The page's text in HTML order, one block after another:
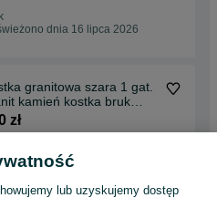
dnia 16 lipca 2026
granitowa szara 1 gat.
kamień kostka bruk
podjazd
zł
dnia 15 lipca 2026
lub uzyskujemy dostęp